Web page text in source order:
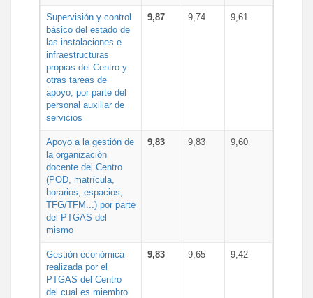
Supervisión y control
básico del estado de
las instalaciones e
infraestructuras
propias del Centro y
otras tareas de
apoyo, por parte del
personal auxiliar de
servicios
9,87 9,74 9,61
Apoyo a la gestión de
la organización
docente del Centro
(POD, matrícula,
horarios, espacios,
TFG/TFM...) por parte
del PTGAS del
mismo
9,83 9,83 9,60
Gestión económica
realizada por el
PTGAS del Centro
del cual es miembro
9,83 9,65 9,42